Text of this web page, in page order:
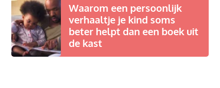
Waarom een persoonlijk
verhaaltje je kind soms
beter helpt dan een boek uit
de kast